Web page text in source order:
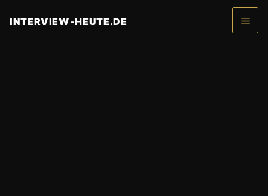
Inhalt
INTERVIEW-HEUTE.DE
Menü